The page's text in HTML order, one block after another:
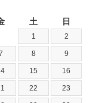
土 日
1 2
8 9
15 16
22 23